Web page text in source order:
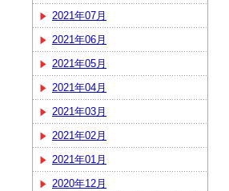
2021年07月
2021年06月
2021年05月
2021年04月
2021年03月
2021年02月
2021年01月
2020年12月